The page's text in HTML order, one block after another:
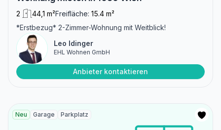
2 44,1 m²Freifläche: 15.4 m²
*Erstbezug* 2-Zimmer-Wohnung mit Weitblick!
Leo Idinger
EHL Wohnen GmbH
Anbieter kontaktieren
Neu Garage Parkplatz